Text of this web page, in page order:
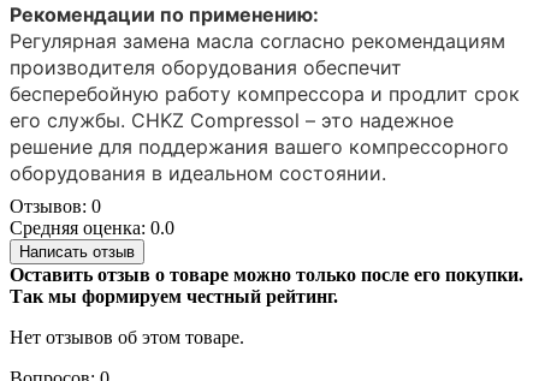
Рекомендации по применению:
Регулярная замена масла согласно рекомендациям
производителя оборудования обеспечит
бесперебойную работу компрессора и продлит срок
его службы. CHKZ Compressol – это надежное
решение для поддержания вашего компрессорного
оборудования в идеальном состоянии.
Отзывов: 0
Средняя оценка: 0.0
Написать отзыв
Оставить отзыв о товаре можно только после его покупки.
Так мы формируем честный рейтинг.
Нет отзывов об этом товаре.